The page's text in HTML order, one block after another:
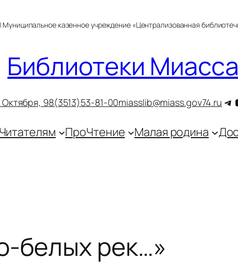
казенное учреждение «Централизованная
Библиотеки Миасса
Октября, 98(3513)53-81-00miasslib@miass.gov74.ru
Читателям ПроЧтение Малая родина
белых рек…»